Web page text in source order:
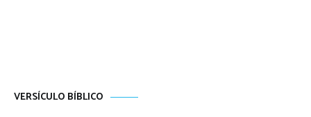
VERSÍCULO BÍBLICO